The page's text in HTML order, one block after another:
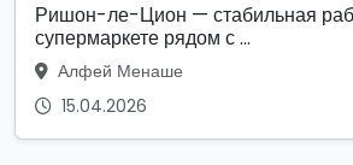
Ришон-ле-Цион — стабильная
супермаркете рядом с ...
Алфей Менаше
15.04.2026